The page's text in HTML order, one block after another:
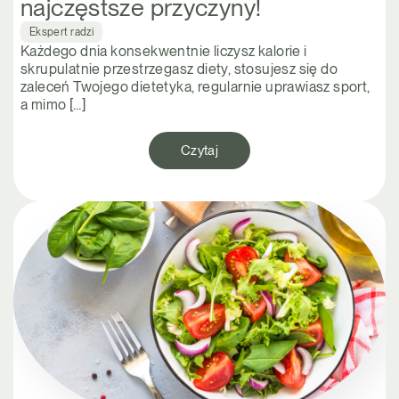
najczęstsze przyczyny!
Ekspert radzi
Każdego dnia konsekwentnie liczysz kalorie i
skrupulatnie przestrzegasz diety, stosujesz się do
zaleceń Twojego dietetyka, regularnie uprawiasz sport,
a mimo […]
Czytaj